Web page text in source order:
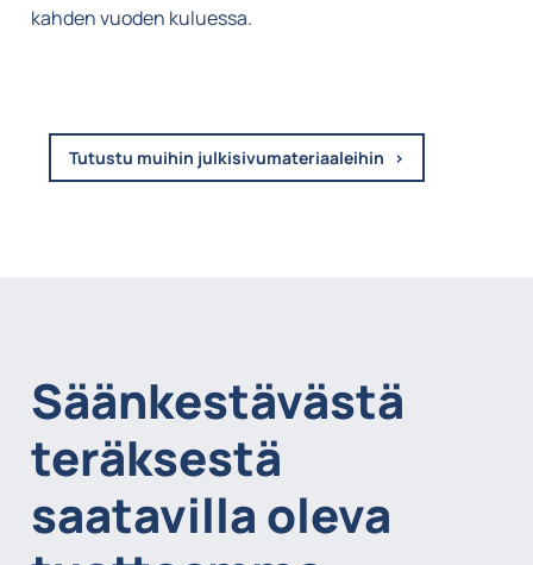
kahden vuoden kuluessa.
Tutustu muihin julkisivumateriaaleihin
Säänkestävästä
teräksestä
saatavilla oleva